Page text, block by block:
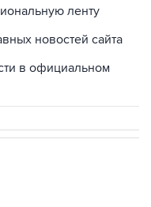
ленту
новостей сайта
в официальном